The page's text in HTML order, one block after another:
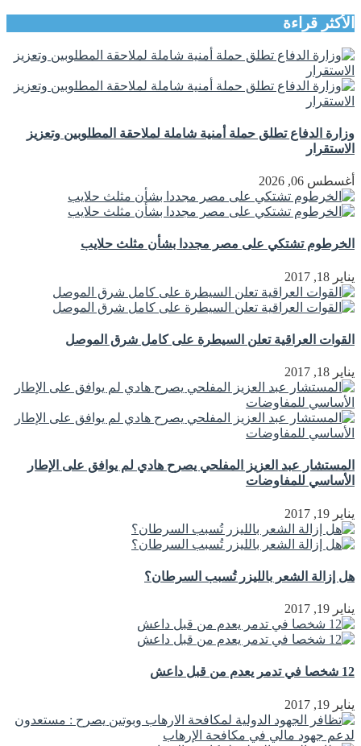
الأكثر قراءة
وزارة الدفاع تطلق حملة أمنية شاملة لملاحقة المطلوبين وتعزيز
الاستقرار
أغسطس 06, 2026
الخرطوم تشتكي على مصر مجددا بشأن مثلث حلايب
يناير 18, 2017
القوات العراقية تعلن السيطرة على كامل شرق الموصل
يناير 18, 2017
المستشار عبد العزيز المفلحي يصرح هادي لم يوافق على الإطار
الأساسي للمفاوضات
يناير 19, 2017
هل إزالة الشعر بالليزر تُسبب السرطان؟
يناير 19, 2017
12 شخصا في تدمر يعدم من قبل داعش
يناير 19, 2017